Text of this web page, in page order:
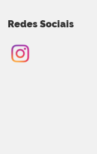
Redes Sociais